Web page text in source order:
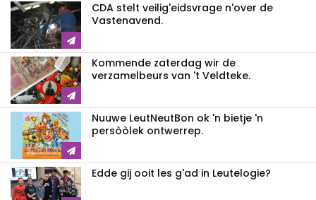
CDA stelt veilig'eidsvrage n'over de
Vastenavend.
Kommende zaterdag wir de
verzamelbeurs van 't Veldteke.
Nuuwe LeutNeutBon ok 'n bietje 'n
persòòlek ontwerrep.
Edde gij ooit les g'ad in Leutelogie?